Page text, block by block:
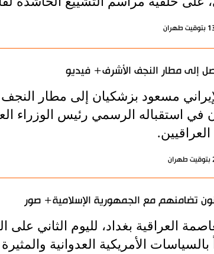
إلى مطار النجف الأشرف+ فيديو
مسعود بزشكيان إلى مطار
في استقباله الرسمي رئيس الوزراء
تضامنهم مع الجمهورية الإسلامية+ صور
العراقية بغداد، لليوم الثاني
الأمريكية العدوانية